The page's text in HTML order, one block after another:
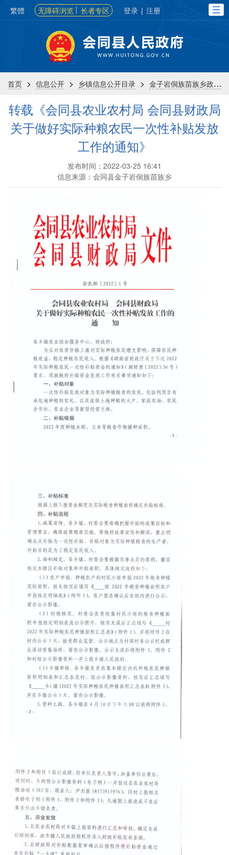
繁體 无障碍浏览 长者专区 登录 | 注册
首页 > 信息公开 > 乡镇信息公开目录 > 金子岩侗族苗族乡政府
转载《会同县农业农村局 会同县财政局
关于做好实际种粮农民一次性补贴发放
工作的通知》
发布时间：2022-03-25 16:41
信息来源：会同县金子岩侗族苗族乡